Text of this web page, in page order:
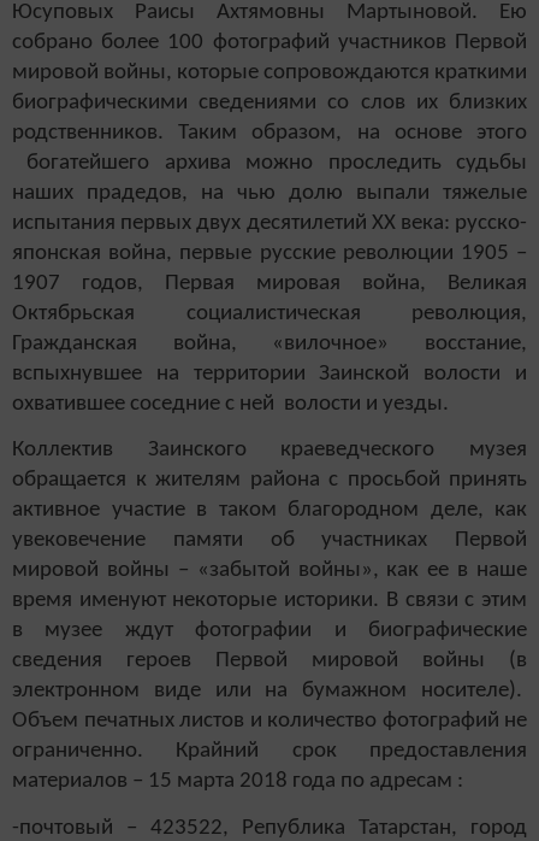
Юсуповых Раисы Ахтямовны Мартыновой. Ею
собрано более 100 фотографий участников Первой
мировой войны, которые сопровождаются краткими
биографическими сведениями со слов их близких
родственников. Таким образом, на основе этого
богатейшего архива можно проследить судьбы
наших прадедов, на чью долю выпали тяжелые
испытания первых двух десятилетий XX века: русско-
японская война, первые русские революции 1905 –
1907 годов, Первая мировая война, Великая
Октябрьская социалистическая революция,
Гражданская война, «вилочное» восстание,
вспыхнувшее на территории Заинской волости и
охватившее соседние с ней волости и уезды.
Коллектив Заинского краеведческого музея
обращается к жителям района с просьбой принять
активное участие в таком благородном деле, как
увековечение памяти об участниках Первой
мировой войны – «забытой войны», как ее в наше
время именуют некоторые историки. В связи с этим
в музее ждут фотографии и биографические
сведения героев Первой мировой войны (в
электронном виде или на бумажном носителе).
Объем печатных листов и количество фотографий не
ограниченно. Крайний срок предоставления
материалов – 15 марта 2018 года по адресам :
-почтовый – 423522, Република Татарстан, город